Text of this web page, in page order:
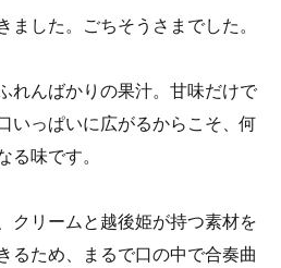
した。ごちそうさまでした。
れんばかりの果汁。甘味だけで
いっぱいに広がるからこそ、何
味です。
クリームと越後姫が持つ素材を
るため、まるで口の中で合奏曲